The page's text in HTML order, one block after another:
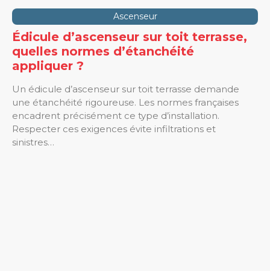
Ascenseur
Édicule d’ascenseur sur toit terrasse,
quelles normes d’étanchéité
appliquer ?
Un édicule d’ascenseur sur toit terrasse demande
une étanchéité rigoureuse. Les normes françaises
encadrent précisément ce type d’installation.
Respecter ces exigences évite infiltrations et
sinistres…